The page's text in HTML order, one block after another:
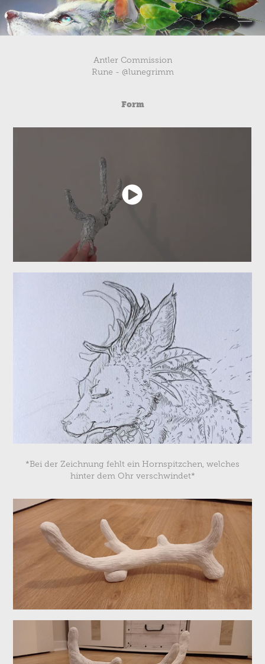
Antler Commission
Rune - @lunegrimm
Form
*Bei der Zeichnung fehlt ein Hornspitzchen, welches
hinter dem Ohr verschwindet*